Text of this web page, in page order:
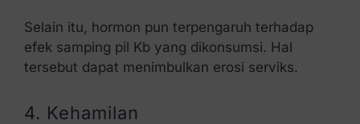
Selain itu, hormon pun terpengaruh terhadap
efek samping pil Kb yang dikonsumsi. Hal
tersebut dapat menimbulkan erosi serviks.
4. Kehamilan